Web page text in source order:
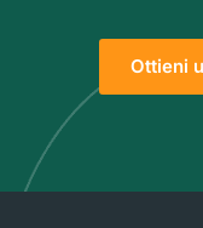
Ottieni